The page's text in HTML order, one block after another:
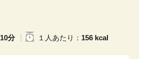
10分 １人 あたり ： 156 kcal